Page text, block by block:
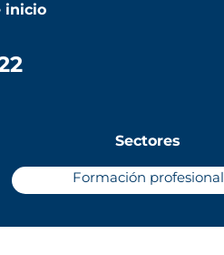
inicio
Sectores
Formación profesional